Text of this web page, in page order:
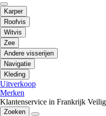
Karper
Roofvis
Witvis
Zee
Andere visserijen
Navigatie
Kleding
Uitverkoop
Merken
Klantenservice in Frankrijk
Zoeken